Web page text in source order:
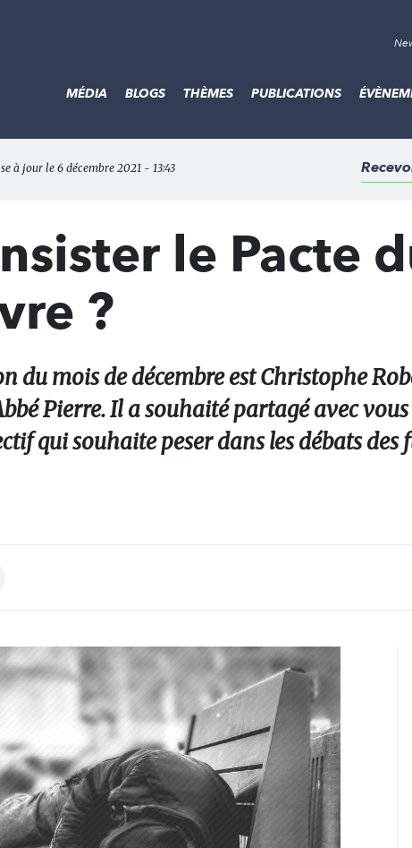
MÉDIA BLOGS THÈMES PUBLICATIONS
à jour le 6 décembre 2021 - 13:43
le Pacte
?
du mois de décembre est Christophe
Pierre. Il a souhaité partagé avec
qui souhaite peser dans les débats des